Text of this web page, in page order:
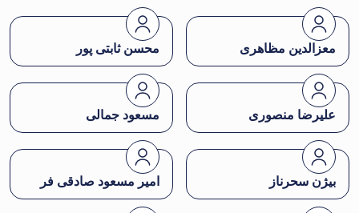
معزالدین مظاهری محسن ثابتی پور
علیرضا منصوری مسعود جمالی
بیژن سحرناز امیر مسعود صادقی فر